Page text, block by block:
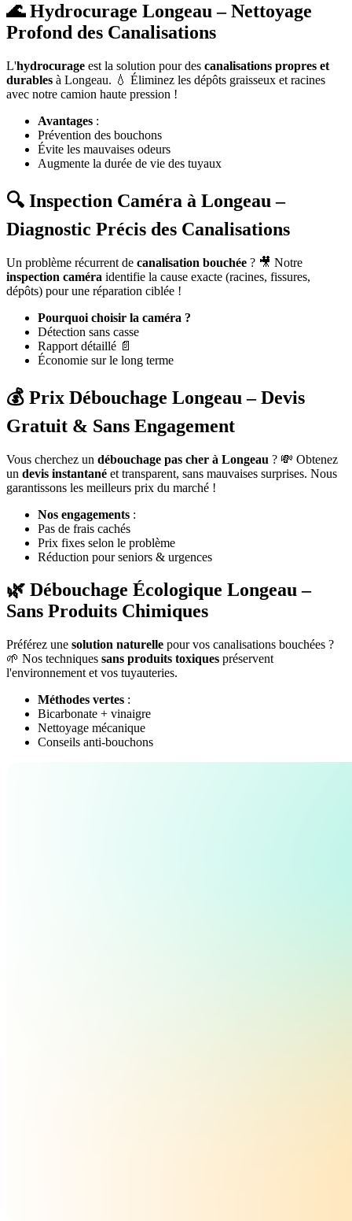
🌊 Hydrocurage Longeau – Nettoyage
Profond des Canalisations
L'hydrocurage est la solution pour des canalisations propres et
durables à Longeau. 💧 Éliminez les dépôts graisseux et racines
avec notre camion haute pression !
Avantages :
Prévention des bouchons
Évite les mauvaises odeurs
Augmente la durée de vie des tuyaux
🔍 Inspection Caméra à Longeau –
Diagnostic Précis des Canalisations
Un problème récurrent de canalisation bouchée ? 🎥 Notre
inspection caméra identifie la cause exacte (racines, fissures,
dépôts) pour une réparation ciblée !
Pourquoi choisir la caméra ?
Détection sans casse
Rapport détaillé 📄
Économie sur le long terme
💰 Prix Débouchage Longeau – Devis
Gratuit & Sans Engagement
Vous cherchez un débouchage pas cher à Longeau ? 💸 Obtenez
un devis instantané et transparent, sans mauvaises surprises. Nous
garantissons les meilleurs prix du marché !
Nos engagements :
Pas de frais cachés
Prix fixes selon le problème
Réduction pour seniors & urgences
🌿 Débouchage Écologique Longeau –
Sans Produits Chimiques
Préférez une solution naturelle pour vos canalisations bouchées ?
🌱 Nos techniques sans produits toxiques préservent
l'environnement et vos tuyauteries.
Méthodes vertes :
Bicarbonate + vinaigre
Nettoyage mécanique
Conseils anti-bouchons